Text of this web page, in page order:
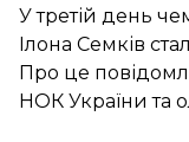
У третій день
Ілона Семків
Про це
НОК України та